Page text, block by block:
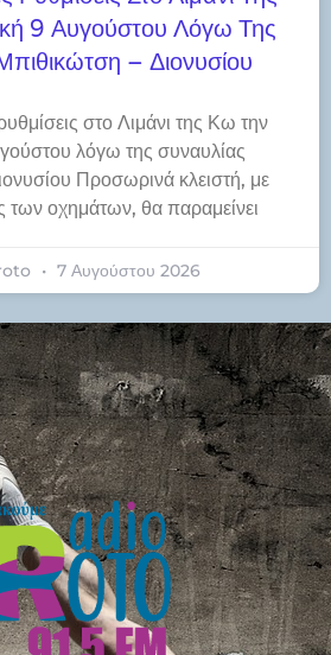
9 Αυγούστου Λόγω Της
– Διονυσίου
στο Λιμάνι της Κω την
λόγω της συναυλίας
Προσωρινά κλειστή, με
των οχημάτων, θα παραμείνει
7 Αυγούστου 2026